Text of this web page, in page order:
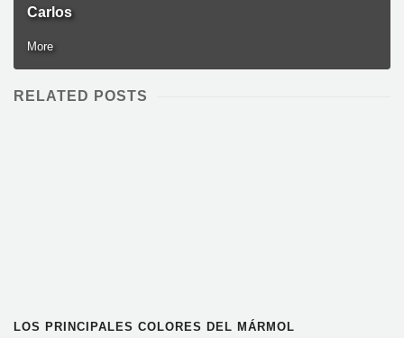
Carlos
More
RELATED POSTS
LOS PRINCIPALES COLORES DEL MÁRMOL